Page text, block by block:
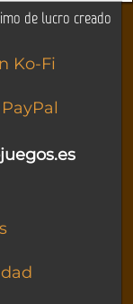
de lucro creado
Ko-Fi